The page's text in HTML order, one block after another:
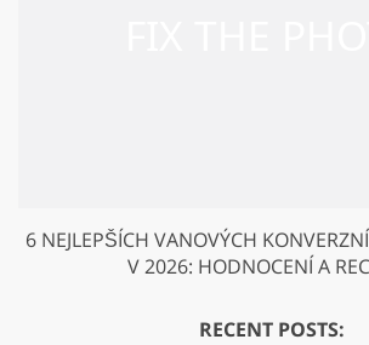
6 NEJLEPŠÍCH VANOVÝCH
V 2026: HODNOCENÍ A
RECENT POSTS: